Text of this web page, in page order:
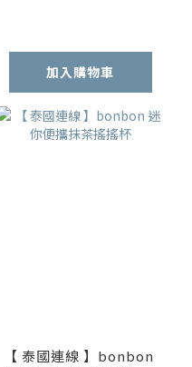
加入購物車
【 泰國連線 】bonbon